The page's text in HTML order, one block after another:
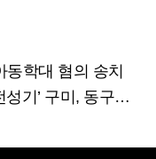
동학대 혐의 송치
, 동구미역 더 절실